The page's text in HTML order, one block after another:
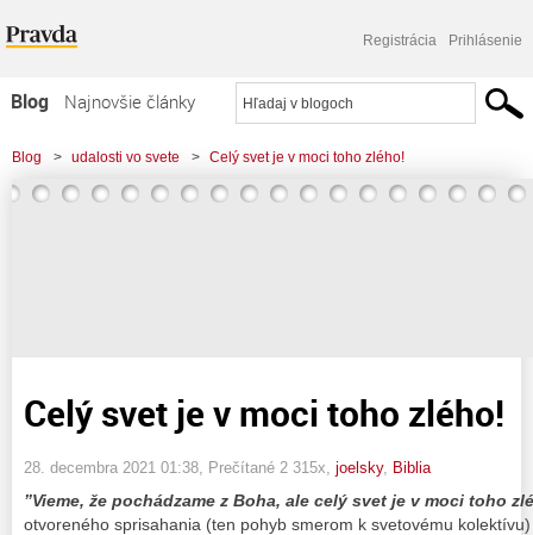
Registrácia Prihlásenie
Blog
Najnovšie články
Najčítanejšie články
Najkomentovanejšie články
Blog > udalosti vo svete > Celý svet je v moci toho zlého!
Celý svet je v moci toho zlého!
28. decembra 2021 01:38 , Prečítané 2 315x, joelsky, Biblia
”Vieme, že pochádzame z Boha, ale celý svet je v moci toho
otvoreného sprisahania (ten pohyb smerom k svetovému